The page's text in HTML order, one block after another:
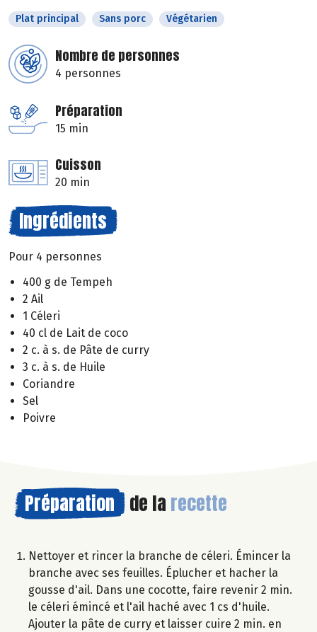
Plat principal Sans porc Végétarien
Nombre de personnes
4 personnes
Préparation
15 min
Cuisson
20 min
Ingrédients
Pour 4 personnes
400 g de Tempeh
2 Ail
1 Céleri
40 cl de Lait de coco
2 c. à s. de Pâte de curry
3 c. à s. de Huile
Coriandre
Sel
Poivre
Préparation de la recette
Nettoyer et rincer la branche de céleri. Émincer la
branche avec ses feuilles. Éplucher et hacher la
gousse d'ail. Dans une cocotte, faire revenir 2 min.
le céleri émincé et l'ail haché avec 1 cs d'huile.
Ajouter la pâte de curry et laisser cuire 2 min. en